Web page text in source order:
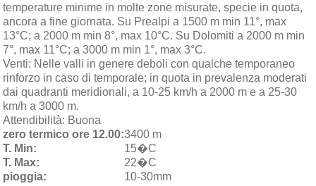
temperature minime in molte zone misurate, specie in quota,
ancora a fine giornata. Su Prealpi a 1500 m min 11°, max
13°C; a 2000 m min 8°, max 10°C. Su Dolomiti a 2000 m min
7°, max 11°C; a 3000 m min 1°, max 3°C.
Venti: Nelle valli in genere deboli con qualche temporaneo
rinforzo in caso di temporale; in quota in prevalenza moderati
dai quadranti meridionali, a 10-25 km/h a 2000 m e a 25-30
km/h a 3000 m.
Attendibilità: Buona
zero termico ore 12.00:3400 m
T. Min:
15�C
T. Max:
22�C
pioggia:
10-30mm